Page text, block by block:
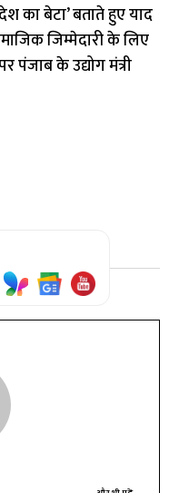
का बेटा’ बताते हुए याद
जिम्मेदारी के लिए
पंजाब के उद्योग मंत्री